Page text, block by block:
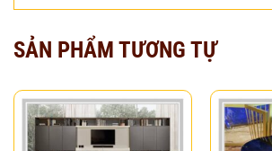
SẢN PHẨM TƯƠNG TỰ